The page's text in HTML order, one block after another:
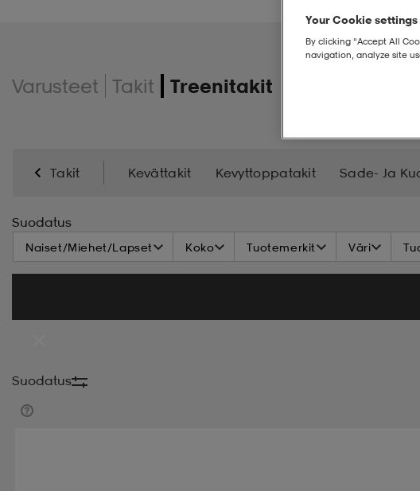
Varusteet Takit Treenitakit
Takit Kevättakit Kevyttoppatakit Sade- Ja
Treenitakit
Suodatus
Naiset/Miehet/Lapset Koko Tuotemerkit Väri
Suodatus
Your Cookie settings
By clicking “Accept All
navigation, analyze site